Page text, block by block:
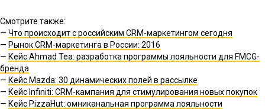
Смотрите также:
— Что происходит с российским CRM-маркетингом сегодня
— Рынок CRM-маркетинга в России: 2016
— Кейс Ahmad Tea: разработка программы лояльности для FMCG-
бренда
— Кейс Mazda: 30 динамических полей в рассылке
— Кейс Infiniti: CRM-кампания для стимулирования новых покупок
— Кейс PizzaHut: омниканальная программа лояльности